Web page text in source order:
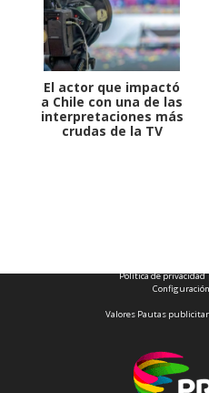
El actor que impactó
a Chile con una de las
interpretaciones más
crudas de la TV
Política de privacidad
Valores Pautas